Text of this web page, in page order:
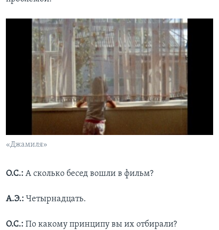
«Джамиля»
О.С.: А сколько бесед вошли в фильм?
А.Э.: Четырнадцать.
О.С.: По какому принципу вы их отбирали?